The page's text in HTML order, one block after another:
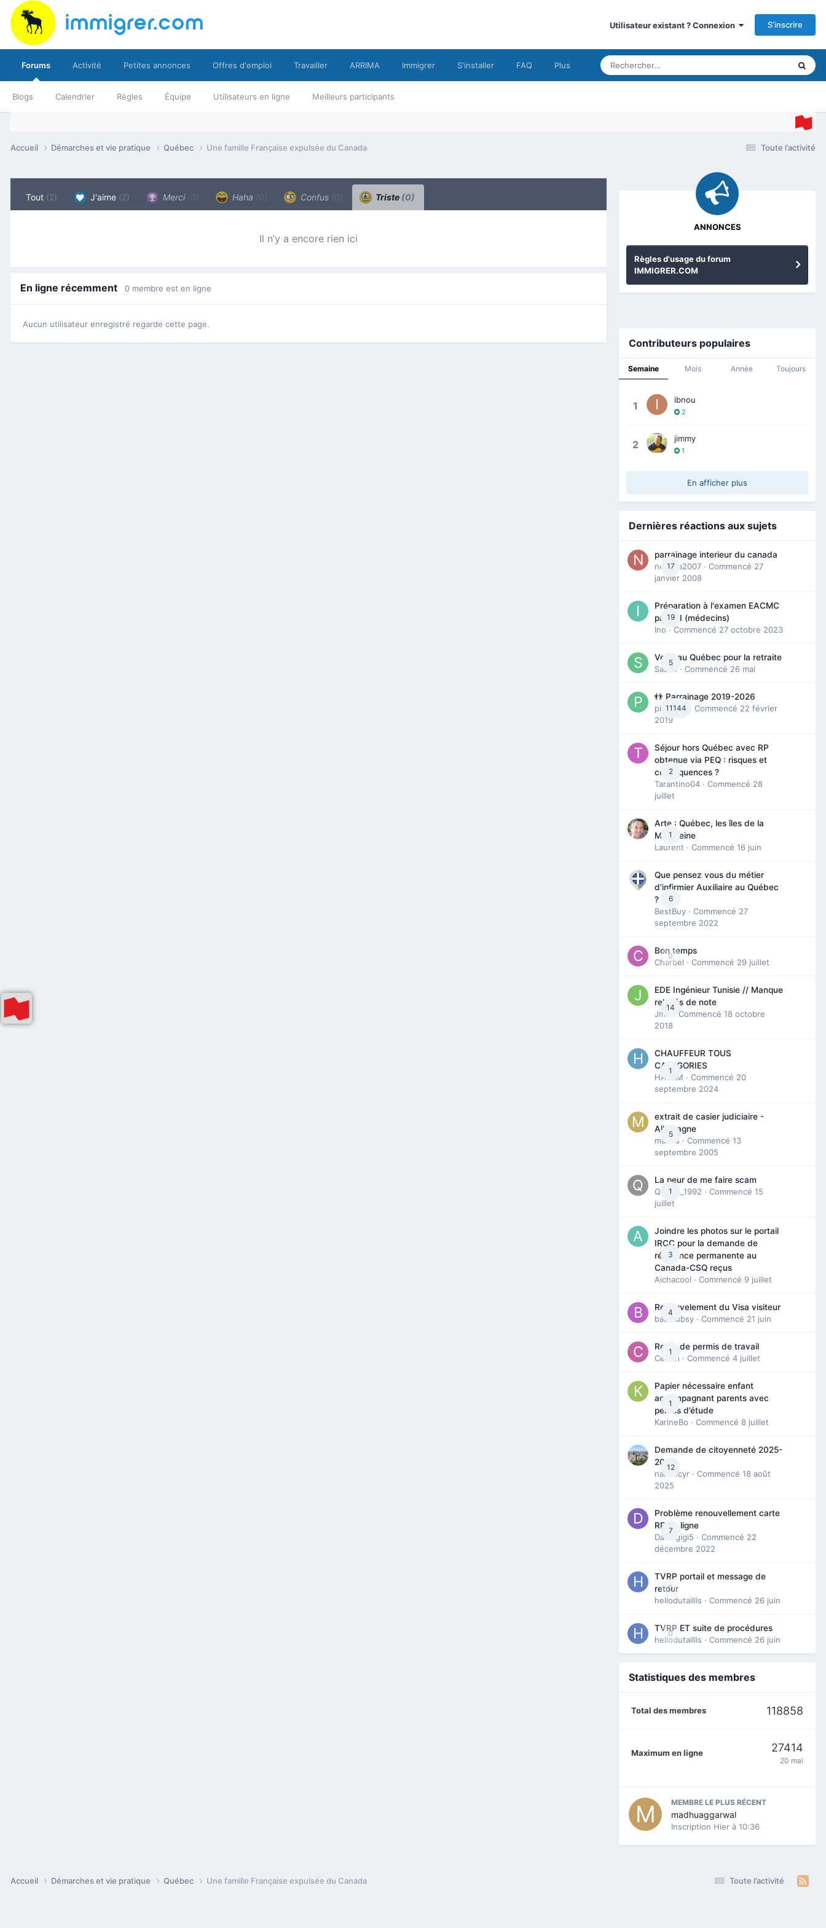
Utilisateur existant ? Connexion S’inscrire
Forums
Blogs Calendrier Règles Équipe Utilisateurs en ligne Meilleurs participants
Activité Petites annonces Offres d'emploi Travailler ARRIMA Immigrer S'installer FAQ Plus
Toute l’activité
Accueil Démarches et vie pratique Québec Une famille Française expulsée du Canada
Tout (2) J'aime (2) Merci (0) Haha (0) Confus (0) Triste (0)
Il n’y a encore rien ici
En ligne récemment 0 membre est en ligne
Aucun utilisateur enregistré regarde cette page.
ANNONCES
Règles d'usage du forum
IMMIGRER.COM
Contributeurs populaires
Semaine Mois Année Toujours
1 ibnou
2
2 jimmy
1
En afficher plus
Dernières réactions aux sujets
17
parrainage interieur du canada
nedjma2007 · Commencé 27
janvier 2008
19
Préparation à l'examen EACMC
partie I (médecins)
Ino · Commencé 27 octobre 2023
5
Venir au Québec pour la retraite
Sab74 · Commencé 26 mai
11144
👬 Parrainage 2019-2026
piinoush
· Commencé 22 février
2019
2
Séjour hors Québec avec RP
obtenue via PEQ : risques et
conséquences ?
Tarantino04 · Commencé 28
juillet
1
Arte : Québec, les îles de la
Madeleine
Laurent · Commencé 16 juin
6
Que pensez vous du métier
d'infirmier Auxiliaire au Québec
?
BestBuy · Commencé 27
septembre 2022
0
Bon temps
Charbel · Commencé 29 juillet
14
EDE Ingénieur Tunisie // Manque
relevés de note
Jmili
· Commencé 18 octobre
2018
1
CHAUFFEUR TOUS
CATEGORIES
HAZEM · Commencé 20
septembre 2024
5
extrait de casier judiciaire -
Allemagne
maries · Commencé 13
septembre 2005
1
La peur de me faire scam
Queen_1992 · Commencé 15
juillet
3
Joindre les photos sur le portail
IRCC pour la demande de
résidence permanente au
Canada-CSQ reçus
Aichacool · Commencé 9 juillet
4
Renouvelement du Visa visiteur
babibubsy · Commencé 21 juin
1
Refus de permis de travail
Cedbri · Commencé 4 juillet
1
Papier nécessaire enfant
accompagnant parents avec
permis d’étude
KarineBo · Commencé 8 juillet
12
Demande de citoyenneté 2025-
2026
nanancyr · Commencé 18 août
2025
7
Problème renouvellement carte
RP en ligne
Davidgigi5 · Commencé 22
décembre 2022
0
TVRP portail et message de
retour
hellodutaillis · Commencé 26 juin
0
TVRP ET suite de procédures
hellodutaillis · Commencé 26 juin
Statistiques des membres
Total des membres 118858
Maximum en ligne 27414
20 mai
MEMBRE LE PLUS RÉCENT
madhuaggarwal
Inscription Hier à 10:36
Toute l’activité
Accueil Démarches et vie pratique Québec Une famille Française expulsée du Canada